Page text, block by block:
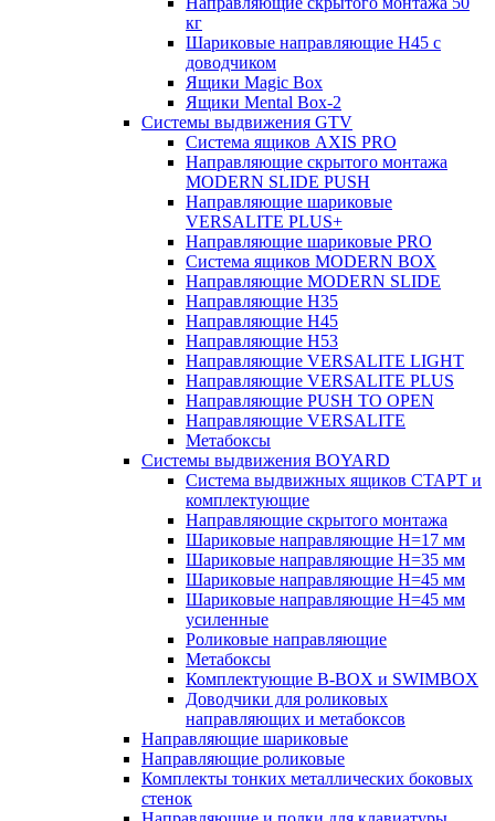
кг
Шариковые направляющие H45 с
доводчиком
Ящики Magic Box
Ящики Mental Box-2
Системы выдвижения GTV
Система ящиков AXIS PRO
Направляющие скрытого монтажа
MODERN SLIDE PUSH
Направляющие шариковые
VERSALITE PLUS+
Направляющие шариковые PRO
Система ящиков MODERN BOX
Направляющие MODERN SLIDE
Направляющие H35
Направляющие H45
Направляющие H53
Направляющие VERSALITE LIGHT
Направляющие VERSALITE PLUS
Направляющие PUSH TO OPEN
Направляющие VERSALITE
Метабоксы
Системы выдвижения BOYARD
Система выдвижных ящиков СТАРТ и
комплектующие
Направляющие скрытого монтажа
Шариковые направляющие H=17 мм
Шариковые направляющие H=35 мм
Шариковые направляющие H=45 мм
Шариковые направляющие H=45 мм
усиленные
Роликовые направляющие
Метабоксы
Комплектующие B-BOX и SWIMBOX
Доводчики для роликовых
направляющих и метабоксов
Направляющие шариковые
Направляющие роликовые
Комплекты тонких металлических боковых
стенок